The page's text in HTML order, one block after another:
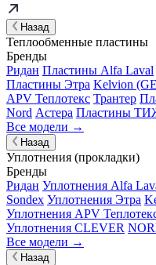
Назад
Теплообменные пластины
Бренды
Ридан Пластины Alfa Laval
Пластины Этра Kelvion
APV Теплотекс Трантер
Nord Астера Пластины
Все модели →
Назад
Уплотнения (прокладки)
Бренды
Ридан Уплотнения Alfa
Sondex Уплотнения Этра
Уплотнения APV
Уплотнения CLEVER
Все модели →
Назад